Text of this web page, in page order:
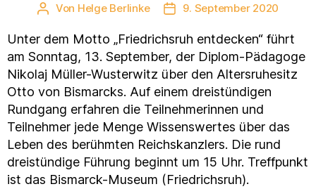
Beitragsautor
Von Helge Berlinke Veröffentlichungsdatum
9. September 2020
Unter dem Motto „Friedrichsruh entdecken“ führt
am Sonntag, 13. September, der Diplom-Pädagoge
Nikolaj Müller-Wusterwitz über den Altersruhesitz
Otto von Bismarcks. Auf einem dreistündigen
Rundgang erfahren die Teilnehmerinnen und
Teilnehmer jede Menge Wissenswertes über das
Leben des berühmten Reichskanzlers. Die rund
dreistündige Führung beginnt um 15 Uhr. Treffpunkt
ist das Bismarck-Museum (Friedrichsruh).